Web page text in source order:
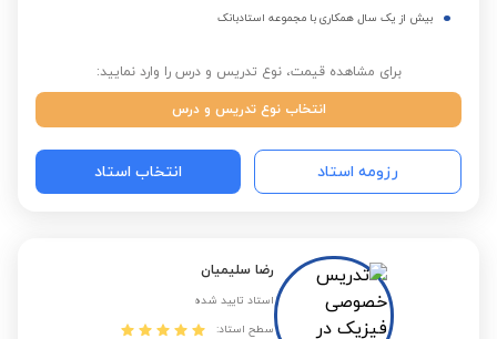
بیش از یک سال همکاری با مجموعه استادبانک
برای مشاهده قیمت، نوع تدریس و درس را وارد نمایید:
انتخاب نوع تدریس و درس
رزومه استاد انتخاب استاد
رضا سلیمیان
استاد تایید شده
سطح استاد: